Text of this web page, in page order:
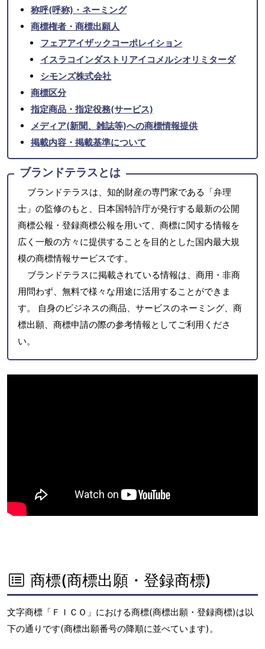
称呼(呼称)・ネーミング
商標権者・商標出願人
フェアアイザックコーポレイション
イスラコインダストリアイコメルシオリミターダ
シモンズ株式会社
商標区分
指定商品・指定役務(サービス)
メディア(新聞、雑誌等)への商標情報提供
掲載内容・掲載基準について
ブランドテラスとは
ブランドテラスは、知的財産の専門家である「弁理
士」の監修のもと、日本国特許庁が発行する最新の公開
商標公報・登録商標公報を用いて、商標に関する情報を
広く一般の方々に提供することを目的とした国内最大規
模の商標情報サービスです。
ブランドテラスに掲載されている情報は、商用・非商
用問わず、無料で様々な用途に活用することができま
す。 自身のビジネスの商品、サービスのネーミング、商
標出願、商標申請の際の参考情報としてご利用くださ
い。
商標(商標出願・登録商標)
文字商標「ＦＩＣＯ」における商標(商標出願・登録商標)は以
下の通りです(商標出願番号の降順に並べています)。